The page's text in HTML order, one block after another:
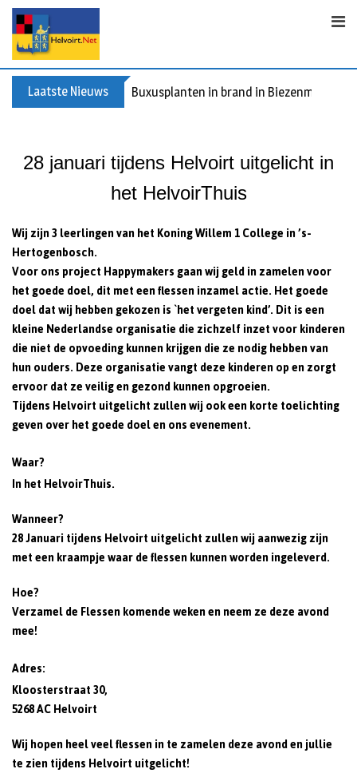
Skip
content
Laatste Nieuws Buxusplanten in brand in Biezenmortel,
28 januari tijdens Helvoirt uitgelicht in
het HelvoirThuis
Wij zijn 3 leerlingen van het Koning Willem 1 College in ’s-
Hertogenbosch.
Voor ons project Happymakers gaan wij geld in zamelen voor
het goede doel, dit met een flessen inzamel actie. Het goede
doel dat wij hebben gekozen is `het vergeten kind’. Dit is een
kleine Nederlandse organisatie die zichzelf inzet voor kinderen
die niet de opvoeding kunnen krijgen die ze nodig hebben van
hun ouders. Deze organisatie vangt deze kinderen op en zorgt
ervoor dat ze veilig en gezond kunnen opgroeien.
Tijdens Helvoirt uitgelicht zullen wij ook een korte toelichting
geven over het goede doel en ons evenement.
Waar?
In het HelvoirThuis.
Wanneer?
28 Januari tijdens Helvoirt uitgelicht zullen wij aanwezig zijn
met een kraampje waar de flessen kunnen worden ingeleverd.
Hoe?
Verzamel de Flessen komende weken en neem ze deze avond
mee!
Adres:
Kloosterstraat 30,
5268 AC Helvoirt
Wij hopen heel veel flessen in te zamelen deze avond en jullie
te zien tijdens Helvoirt uitgelicht!